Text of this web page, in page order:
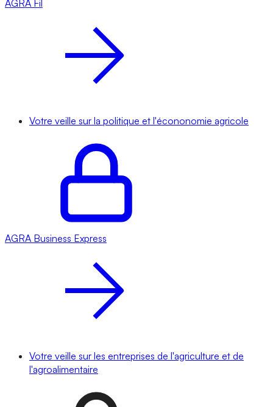
AGRA Fil
Votre veille sur la politique et l'écononomie agricole
AGRA Business Express
Votre veille sur les entreprises de l'agriculture et de
l'agroalimentaire